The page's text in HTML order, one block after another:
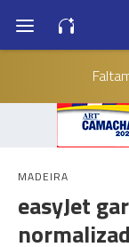
MADEIRA
easyJet